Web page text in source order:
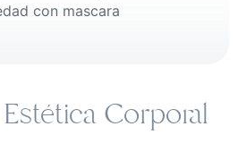
con mascara
Corporal